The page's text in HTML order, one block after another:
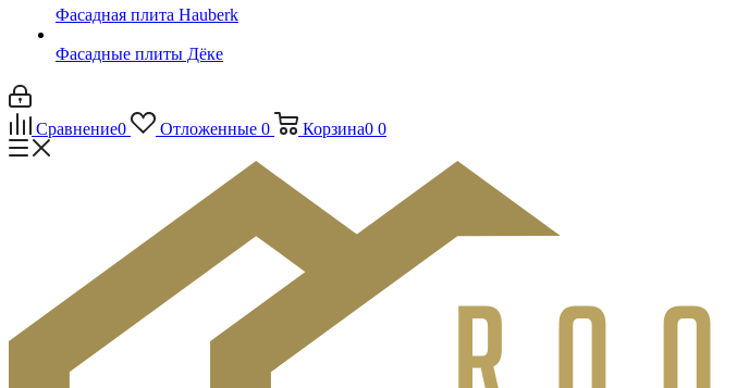
Фасадная плита Hauberk
Фасадные плиты Дёке
Сравнение0 Отложенные 0 Корзина0 0